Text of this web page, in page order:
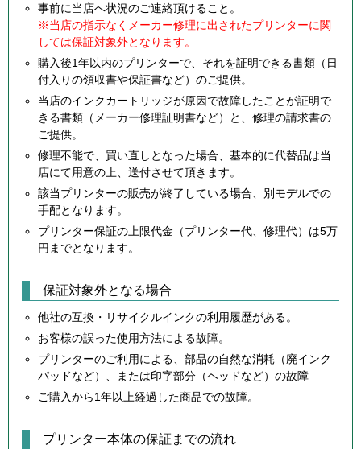
事前に当店へ状況のご連絡頂けること。
※当店の指示なくメーカー修理に出されたプリンターに関
しては保証対象外となります。
購入後1年以内のプリンターで、それを証明できる書類（日
付入りの領収書や保証書など）のご提供。
当店のインクカートリッジが原因で故障したことが証明で
きる書類（メーカー修理証明書など）と、修理の請求書の
ご提供。
修理不能で、買い直しとなった場合、基本的に代替品は当
店にて用意の上、送付させて頂きます。
該当プリンターの販売が終了している場合、別モデルでの
手配となります。
プリンター保証の上限代金（プリンター代、修理代）は5万
円までとなります。
保証対象外となる場合
他社の互換・リサイクルインクの利用履歴がある。
お客様の誤った使用方法による故障。
プリンターのご利用による、部品の自然な消耗（廃インク
パッドなど）、または印字部分（ヘッドなど）の故障
ご購入から1年以上経過した商品での故障。
プリンター本体の保証までの流れ